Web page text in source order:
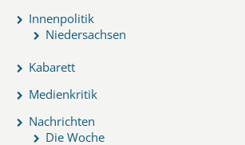
Innenpolitik
Niedersachsen
Kabarett
Medienkritik
Nachrichten
Die Woche